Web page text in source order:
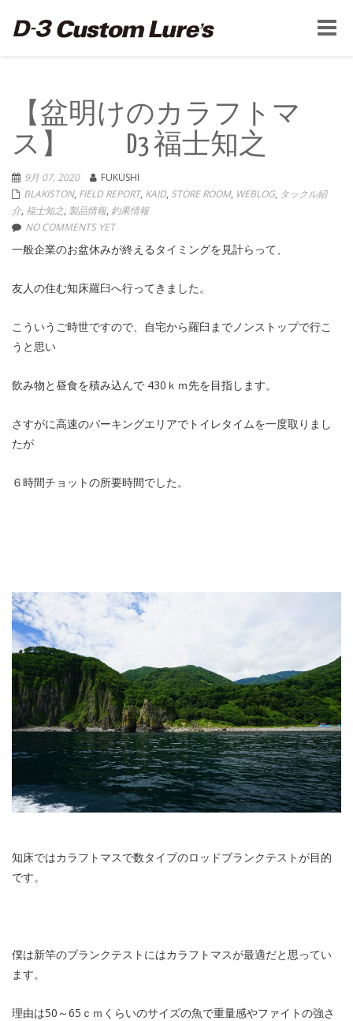
Toggle
【盆明けのカラフトマ
ス】 D3 福士知之
9月 07, 2020
FUKUSHI
BLAKISTON, FIELD REPORT, KAID, STORE ROOM, WEBLOG, タックル紹
介, 福士知之, 製品情報, 釣果情報
NO COMMENTS YET
一般企業のお盆休みが終えるタイミングを見計らって、
友人の住む知床羅臼へ行ってきました。
こういうご時世ですので、自宅から羅臼までノンストップで行こ
うと思い
飲み物と昼食を積み込んで 430ｋｍ先を目指します。
さすがに高速のパーキングエリアでトイレタイムを一度取りまし
たが
６時間チョットの所要時間でした。
知床ではカラフトマスで数タイプのロッドブランクテストが目的
です。
僕は新竿のブランクテストにはカラフトマスが最適だと思ってい
ます。
理由は50～65ｃｍくらいのサイズの魚で重量感やファイトの強さ